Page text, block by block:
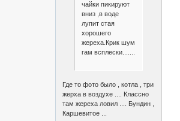
чайки пикируют
вниз ,в воде
лупит стая
хорошего
жереха.Крик шум
гам всплески.......
Где то фото было , котла , три
жерха в воздухе .... Классно
там жереха ловил .... Бундин ,
Каршевитое ...